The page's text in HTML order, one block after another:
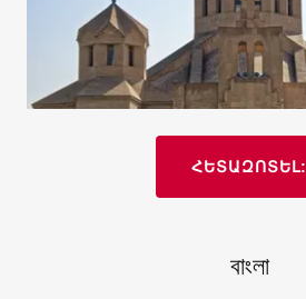
ՀԵՏԱԶՈՏԵԼ:
বাংলা